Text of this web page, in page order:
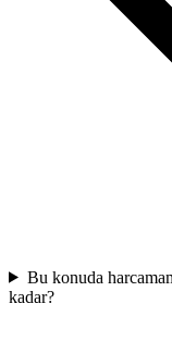
Bu konuda
kadar?